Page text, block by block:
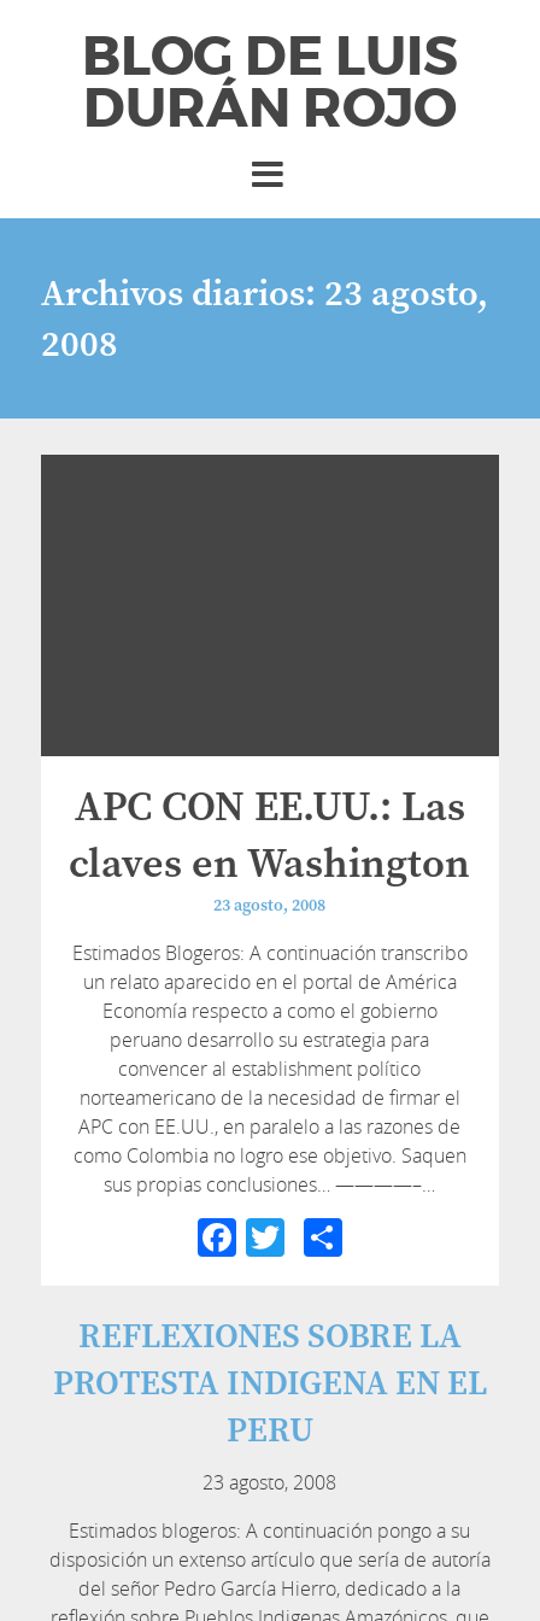
BLOG DE LUIS
DURÁN ROJO
Archivos diarios: 23 agosto,
2008
APC CON EE.UU.: Las
claves en Washington
23 agosto, 2008
Estimados Blogeros: A continuación transcribo
un relato aparecido en el portal de América
Economía respecto a como el gobierno
peruano desarrollo su estrategia para
convencer al establishment político
norteamericano de la necesidad de firmar el
APC con EE.UU., en paralelo a las razones de
como Colombia no logro ese objetivo. Saquen
sus propias conclusiones… ————–…
Facebook
TwitterCompartir
REFLEXIONES SOBRE LA
PROTESTA INDIGENA EN EL
PERU
23 agosto, 2008
Estimados blogeros: A continuación pongo a su
disposición un extenso artículo que sería de autoría
del señor Pedro García Hierro, dedicado a la